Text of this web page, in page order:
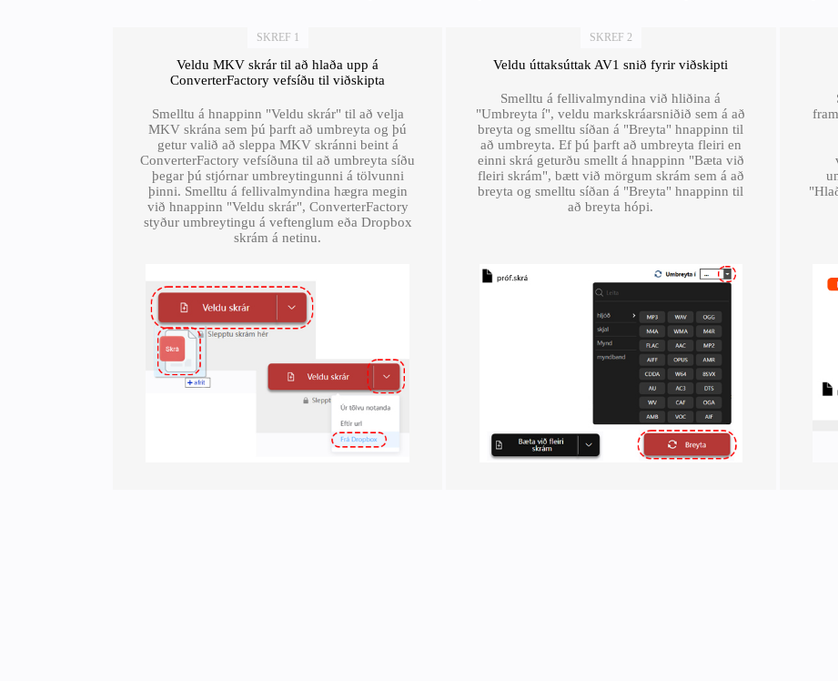
SKREF 1
Veldu MKV skrár til að hlaða upp á
ConverterFactory vefsíðu til viðskipta
Smelltu á hnappinn "Veldu skrár" til að velja
MKV skrána sem þú þarft að umbreyta og þú
getur valið að sleppa MKV skránni beint á
ConverterFactory vefsíðuna til að umbreyta síðu
þegar þú stjórnar umbreytingunni á tölvunni
þinni. Smelltu á fellivalmyndina hægra megin
við hnappinn "Veldu skrár", ConverterFactory
styður umbreytingu á veftenglum eða Dropbox
skrám á netinu.
SKREF 2
Veldu úttaksúttak AV1 snið fyrir viðskipti
Smelltu á fellivalmyndina við hliðina á
"Umbreyta í", veldu markskráarsniðið sem á að
breyta og smelltu síðan á "Breyta" hnappinn til
að umbreyta. Ef þú þarft að umbreyta fleiri en
einni skrá geturðu smellt á hnappinn "Bæta við
fleiri skrám", bætt við mörgum skrám sem á að
breyta og smelltu síðan á "Breyta" hnappinn til
að breyta hópi.